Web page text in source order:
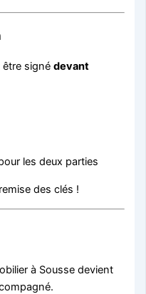
être signédevant
les deux parties
des clés !
à Sousse devient